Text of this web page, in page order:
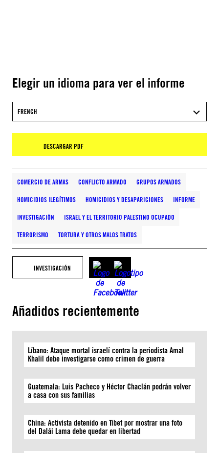
Elegir un idioma para ver el informe
FRENCH
DESCARGAR PDF
COMERCIO DE ARMAS CONFLICTO ARMADO GRUPOS ARMADOS
HOMICIDIOS ILEGÍTIMOS HOMICIDIOS Y DESAPARICIONES INFORME
INVESTIGACIÓN ISRAEL Y EL TERRITORIO PALESTINO OCUPADO
TERRORISMO TORTURA Y OTROS MALOS TRATOS
INVESTIGACIÓN
Añadidos recientemente
Líbano: Ataque mortal israelí contra la periodista Amal
Khalil debe investigarse como crimen de guerra
Guatemala: Luis Pacheco y Héctor Chaclán podrán volver
a casa con sus familias
China: Activista detenido en Tíbet por mostrar una foto
del Dalái Lama debe quedar en libertad